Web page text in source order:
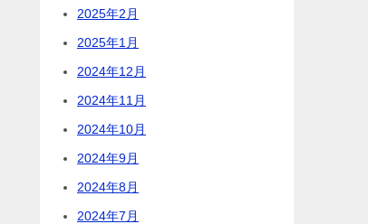
2025年2月
2025年1月
2024年12月
2024年11月
2024年10月
2024年9月
2024年8月
2024年7月